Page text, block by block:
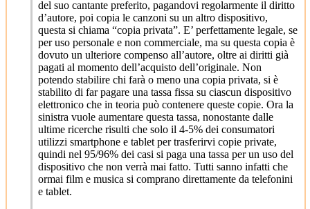
del suo cantante preferito, pagandovi regolarmente il diritto
d’autore, poi copia le canzoni su un altro dispositivo,
questa si chiama “copia privata”. E’ perfettamente legale, se
per uso personale e non commerciale, ma su questa copia è
dovuto un ulteriore compenso all’autore, oltre ai diritti già
pagati al momento dell’acquisto dell’originale. Non
potendo stabilire chi farà o meno una copia privata, si è
stabilito di far pagare una tassa fissa su ciascun dispositivo
elettronico che in teoria può contenere queste copie. Ora la
sinistra vuole aumentare questa tassa, nonostante dalle
ultime ricerche risulti che solo il 4-5% dei consumatori
utilizzi smartphone e tablet per trasferirvi copie private,
quindi nel 95/96% dei casi si paga una tassa per un uso del
dispositivo che non verrà mai fatto. Tutti sanno infatti che
ormai film e musica si comprano direttamente da telefonini
e tablet.